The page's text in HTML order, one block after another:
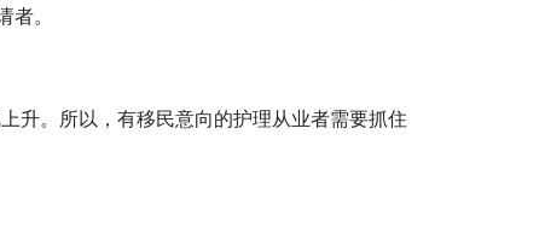
。
升。所以，有移民意向的护理从业者需要抓住